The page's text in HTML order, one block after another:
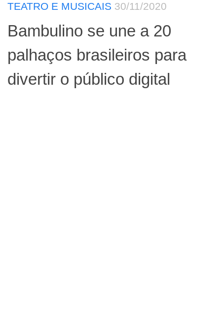
TEATRO E MUSICAIS 30/11/2020
Bambulino se une a 20
palhaços brasileiros para
divertir o público digital